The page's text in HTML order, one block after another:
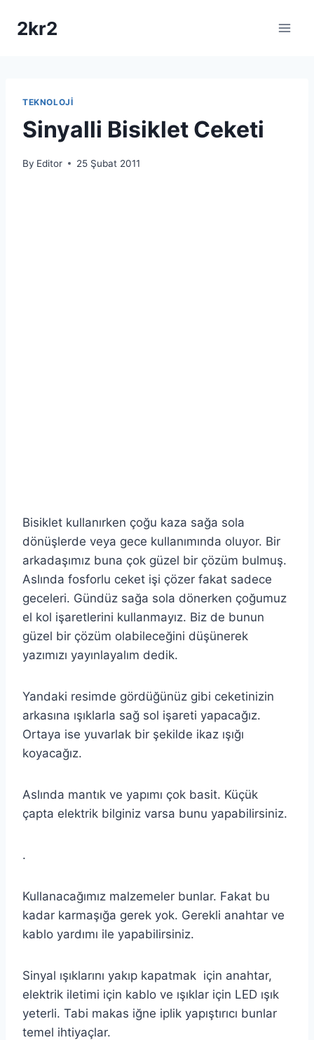
2kr2
TEKNOLOJI
Sinyalli Bisiklet Ceketi
By Editor 25 Şubat 2011
Bisiklet kullanırken çoğu kaza sağa sola
dönüşlerde veya gece kullanımında oluyor. Bir
arkadaşımız buna çok güzel bir çözüm bulmuş.
Aslında fosforlu ceket işi çözer fakat sadece
geceleri. Gündüz sağa sola dönerken çoğumuz
el kol işaretlerini kullanmayız. Biz de bunun
güzel bir çözüm olabileceğini düşünerek
yazımızı yayınlayalım dedik.
Yandaki resimde gördüğünüz gibi ceketinizin
arkasına ışıklarla sağ sol işareti yapacağız.
Ortaya ise yuvarlak bir şekilde ikaz ışığı
koyacağız.
Aslında mantık ve yapımı çok basit. Küçük
çapta elektrik bilginiz varsa bunu yapabilirsiniz.
.
Kullanacağımız malzemeler bunlar. Fakat bu
kadar karmaşığa gerek yok. Gerekli anahtar ve
kablo yardımı ile yapabilirsiniz.
Sinyal ışıklarını yakıp kapatmak için anahtar,
elektrik iletimi için kablo ve ışıklar için LED ışık
yeterli. Tabi makas iğne iplik yapıştırıcı bunlar
temel ihtiyaçlar.